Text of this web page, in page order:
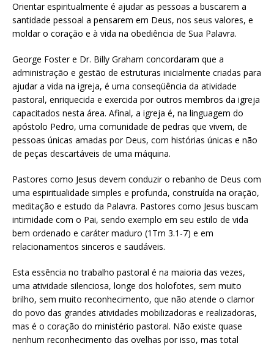
Orientar espiritualmente é ajudar as pessoas a buscarem a
santidade pessoal a pensarem em Deus, nos seus valores, e
moldar o coração e à vida na obediência de Sua Palavra.
George Foster e Dr. Billy Graham concordaram que a
administração e gestão de estruturas inicialmente criadas para
ajudar a vida na igreja, é uma conseqüência da atividade
pastoral, enriquecida e exercida por outros membros da igreja
capacitados nesta área. Afinal, a igreja é, na linguagem do
apóstolo Pedro, uma comunidade de pedras que vivem, de
pessoas únicas amadas por Deus, com histórias únicas e não
de peças descartáveis de uma máquina.
Pastores como Jesus devem conduzir o rebanho de Deus com
uma espiritualidade simples e profunda, construída na oração,
meditação e estudo da Palavra. Pastores como Jesus buscam
intimidade com o Pai, sendo exemplo em seu estilo de vida
bem ordenado e caráter maduro (1Tm 3.1-7) e em
relacionamentos sinceros e saudáveis.
Esta essência no trabalho pastoral é na maioria das vezes,
uma atividade silenciosa, longe dos holofotes, sem muito
brilho, sem muito reconhecimento, que não atende o clamor
do povo das grandes atividades mobilizadoras e realizadoras,
mas é o coração do ministério pastoral. Não existe quase
nenhum reconhecimento das ovelhas por isso, mas total